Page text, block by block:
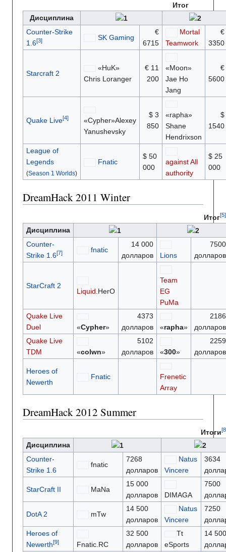
Итог
Дисциплина
Counter-Strike
1.6
SK Gaming
€
6715
Mortal
Teamwork
€
3350
Starcraft 2
«HuK»
Chris Loranger
€ 11
200
«Moon»
Jae Ho
Jang
€
5600
Quake Live
«Cypher»Alexey
Yanushevsky
$ 3
850
«rapha»
Shane
Hendrixson
$
1540
League of
Legends
(Season 1 Worlds)
Fnatic
$ 50
000
against All
authority
$ 25
000
DreamHack 2011 Winter
Итог
Дисциплина
Counter-
Strike 1.6
fnatic
14 000
долларов
Lions
7500
долларов
StarCraft 2
Liquid .HerO
Team
EG
PuMa
Quake Live
Duel
«Cypher»
4373
долларов
«rapha»
2186
долларов
Quake Live
TDM
«colwn»
5102
долларов
«300»
2259
долларов
Heroes of
Newerth
Fnatic
Frenetic
Array
DreamHack 2012 Summer
Итоги
Дисциплина
Counter-
Strike 1.6
fnatic
7268
долларов
Natus
Vincere
3634
StarCraft II MaNa
15 000
долларов
DIMAGA
7500
DotA 2 mTw
14 500
долларов
Natus
Vincere
7250
Heroes of
Newerth
Fnatic.RC
32 500
долларов
Tt
eSports
14 500